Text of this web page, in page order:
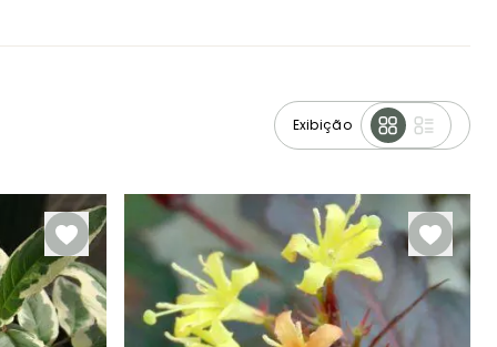
Exibição